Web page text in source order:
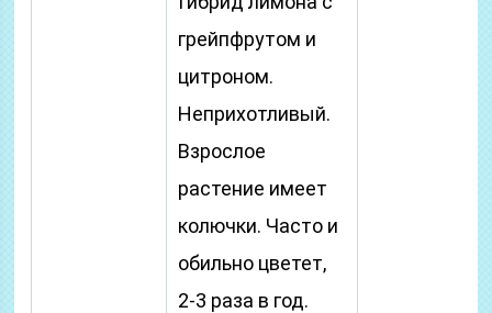
грейпфрутом и
цитроном.
Неприхотливый.
Взрослое
растение имеет
колючки. Часто и
обильно цветет,
2-3 раза в год.